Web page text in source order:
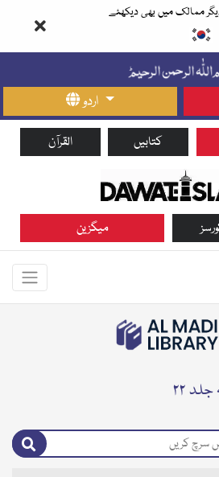
ممالک میں بھی دیکھئے
اردو
القرآن کتابیں
میگزین
۲۲